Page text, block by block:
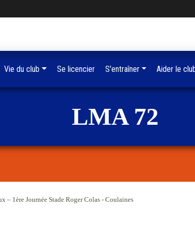
LMA 72
– 1ère Journée Stade Roger Colas - Coulaines
Vie du club Se licencier S'entraîner Aider le